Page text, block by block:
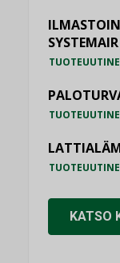
SYSTEMAIR
KATSO